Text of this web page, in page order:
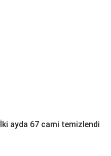
İki ayda 67 cami temizlendi